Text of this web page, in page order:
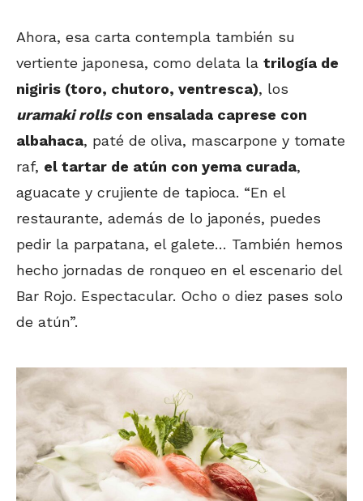
Ahora, esa carta contempla también su
vertiente japonesa, como delata la trilogía de
nigiris (toro, chutoro, ventresca), los
uramaki rollscon ensalada caprese con
albahaca, paté de oliva, mascarpone y tomate
raf, el tartar de atún con yema curada,
aguacate y crujiente de tapioca. “En el
restaurante, además de lo japonés, puedes
pedir la parpatana, el galete… También hemos
hecho jornadas de ronqueo en el escenario del
Bar Rojo. Espectacular. Ocho o diez pases solo
de atún”.